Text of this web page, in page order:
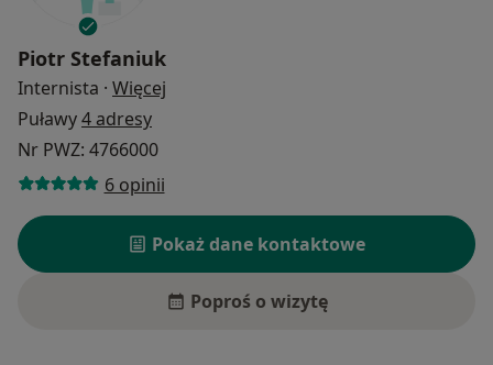
Piotr Stefaniuk
Internista · Więcej
Puławy4 adresy
Nr PWZ: 4766000
6 opinii
Pokaż dane kontaktowe
Poproś o wizytę